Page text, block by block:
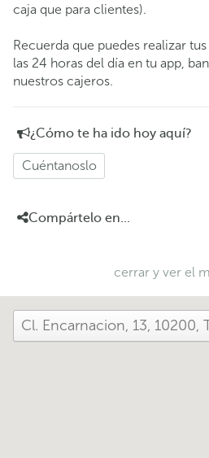
caja que para clientes).
Recuerda que puedes realizar
las 24 horas del día en tu app,
nuestros cajeros.
¿Cómo te ha ido hoy aquí?
Cuéntanoslo
Compártelo en...
cerrar y ver el